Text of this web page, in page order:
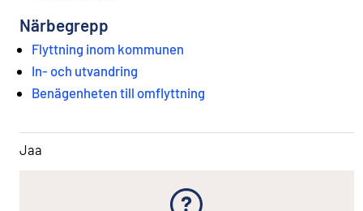
Närbegrepp
Flyttning inom kommunen
In- och utvandring
Benägenheten till omflyttning
Jaa